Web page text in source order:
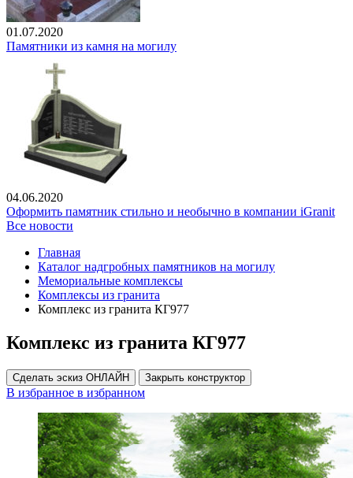
01.07.2020
Памятники из камня на могилу
04.06.2020
Оформить памятник стильно и необычно в компании iGranit
Все новости
Главная
Каталог надгробных памятников на могилу
Мемориальные комплексы
Комплексы из гранита
Комплекс из гранита КГ977
Комплекс из гранита КГ977
Сделать эскиз ОНЛАЙН Закрыть конструктор
В избранное в избранном